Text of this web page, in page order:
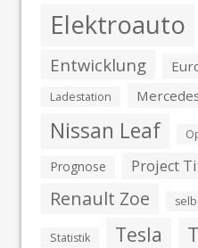
Elektroauto
Entwicklung
Ladestation
Nissan Leaf
Prognose Project
Renault Zoe
Statistik Tesla